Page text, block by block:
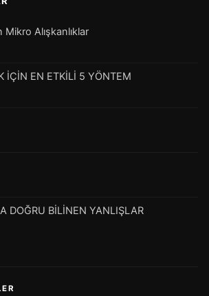
Mikro Alışkanlıklar
İÇİN EN ETKİLİ 5 YÖNTEM
DOĞRU BİLİNEN YANLIŞLAR